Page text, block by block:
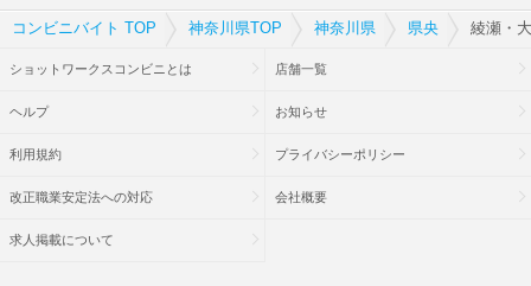
コンビニバイト TOP 神奈川県TOP 神奈川県 県央 綾瀬・
ショットワークスコンビニとは 店舗一覧
ヘルプ お知らせ
利用規約 プライバシーポリシー
改正職業安定法への対応 会社概要
求人掲載について